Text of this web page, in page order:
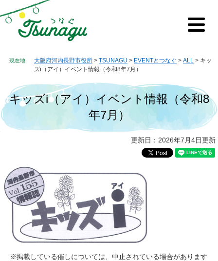
ー
ジ
ニ
ュ
本
文
へ
メ
大阪府河内長野市役所 > TSUNAGU > EVENTとつなぐ > ALL > キッ
ズi（アイ）イベント情報（令和8年7月）
キッズi（アイ）イベント情報（令和8
年7月）
更新日：2026年7月4日更新
※掲載している催しについては、中止されている場合があります